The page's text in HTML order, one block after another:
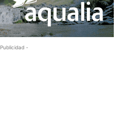
-